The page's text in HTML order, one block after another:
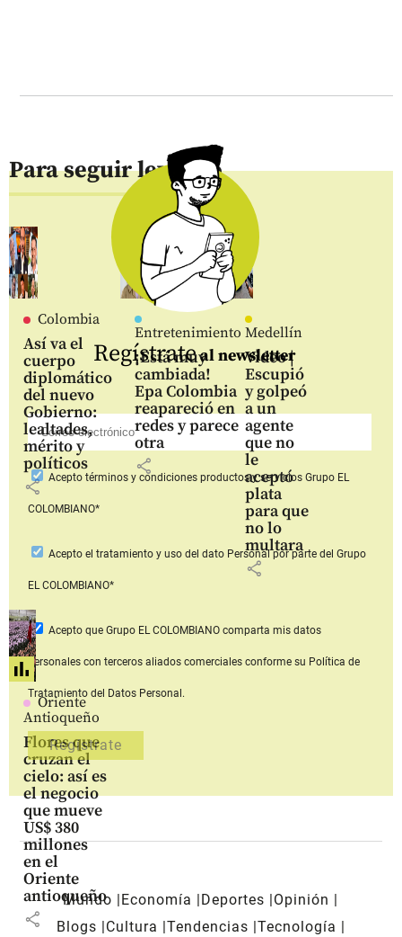
Para seguir leyendo
Colombia
Así va el
cuerpo
diplomático
del nuevo
Gobierno:
lealtades,
mérito y
políticos
share
Entretenimiento
¡Está muy
cambiada!
Epa Colombia
reapareció en
redes y parece
otra
share
Medellín
Video |
Escupió
y golpeó
a un
agente
que no
le
aceptó
plata
para que
no lo
multara
share
Oriente
Antioqueño
Flores que
cruzan el
cielo: así es
el negocio
que mueve
US$ 380
millones
en el
Oriente
antioqueño
share
Regístrateal newsletter
Aceptotérminos y condiciones productos y serviciosGrupo EL
COLOMBIANO*
Acepto el tratamiento y uso del dato Personalpor parte del Grupo
EL COLOMBIANO*
Acepto que Grupo EL COLOMBIANOcomparta mis datos
personales con terceros aliados comerciales conforme su Política de
Tratamiento del Datos Personal.
Mundo Economía Deportes
Opinión
Blogs
Cultura Tendencias Tecnología